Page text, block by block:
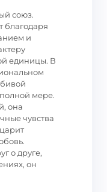
союз.
благодаря
и
единицы. В
мере.
она
чувства
о друге,
он